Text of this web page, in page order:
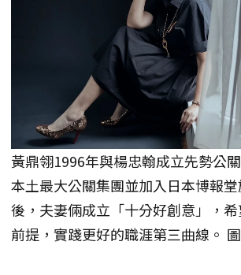
黃鼎翎1996年與楊忠翰成立先勢公
本土最大公關集團並加入日本博報
後，夫妻倆成立「十分好創意」，
前提，實踐更好的職涯第三曲線。